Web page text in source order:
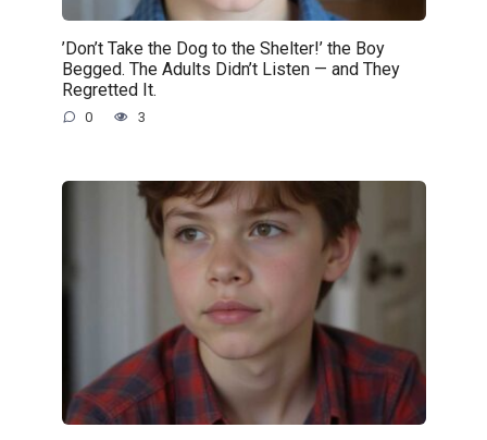
’Don’t Take the Dog to the Shelter!’ the Boy
Begged. The Adults Didn’t Listen — and They
Regretted It.
0 3